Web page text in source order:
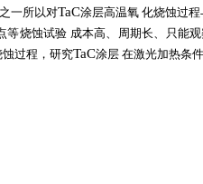
一所以对TaC涂层高温氧 化烧蚀过
等烧蚀试验 成本高、周期长、只能
过程，研究TaC涂层 在激光加热条